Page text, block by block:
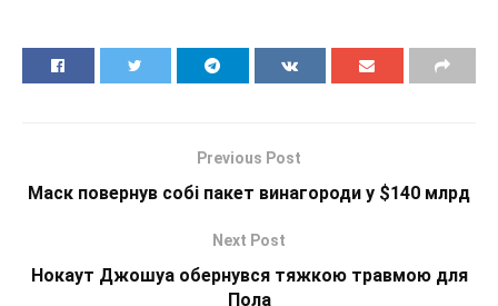
Previous Post
Маск повернув собі пакет винагороди у $140 млрд
Next Post
Нокаут Джошуа обернувся тяжкою травмою для
Пола